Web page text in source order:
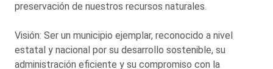
preservación de nuestros recursos naturales.
Visión: Ser un municipio ejemplar, reconocido a nivel
estatal y nacional por su desarrollo sostenible, su
administración eficiente y su compromiso con la